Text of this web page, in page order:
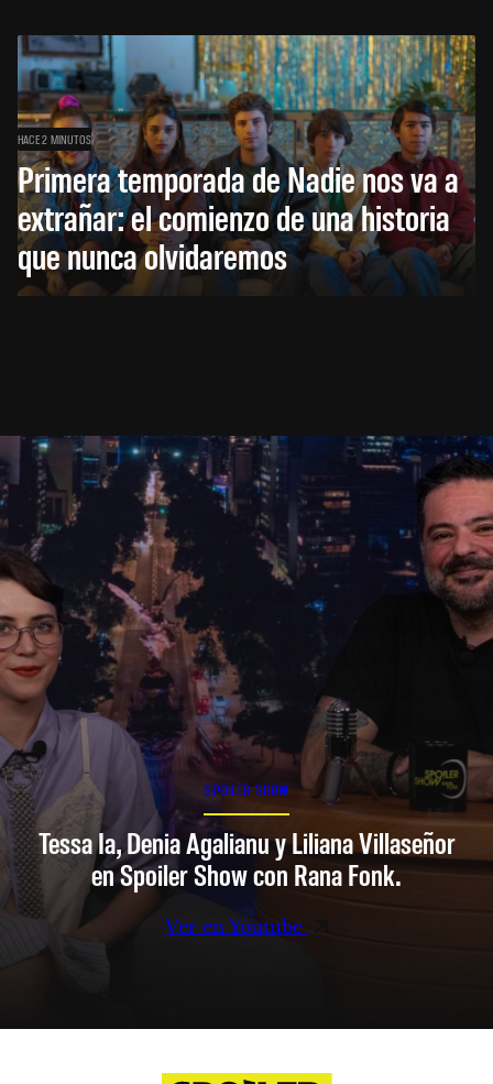
HACE 2 MINUTOS
Primera temporada de Nadie nos va a
extrañar: el comienzo de una historia
que nunca olvidaremos
SPOILER SHOW
Tessa Ia, Denia Agalianu y Liliana Villaseñor
en Spoiler Show con Rana Fonk.
Ver en Youtube